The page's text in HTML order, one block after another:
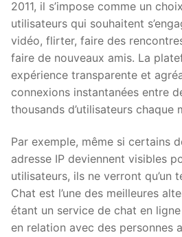
2011, il s’impose comme un
utilisateurs qui souhaitent
vidéo, flirter, faire des
faire de nouveaux amis. La
expérience transparente et
connexions instantanées entre
thousands d’utilisateurs chaque
Par exemple, même si certains
adresse IP deviennent visibles
utilisateurs, ils ne verront qu’un
Chat est l’une des meilleures
étant un service de chat en
en relation avec des personnes